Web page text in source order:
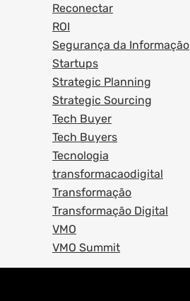
Reconectar
ROI
Segurança da Informação
Startups
Strategic Planning
Strategic Sourcing
Tech Buyer
Tech Buyers
Tecnologia
transformacaodigital
Transformação
Transformação Digital
VMO
VMO Summit